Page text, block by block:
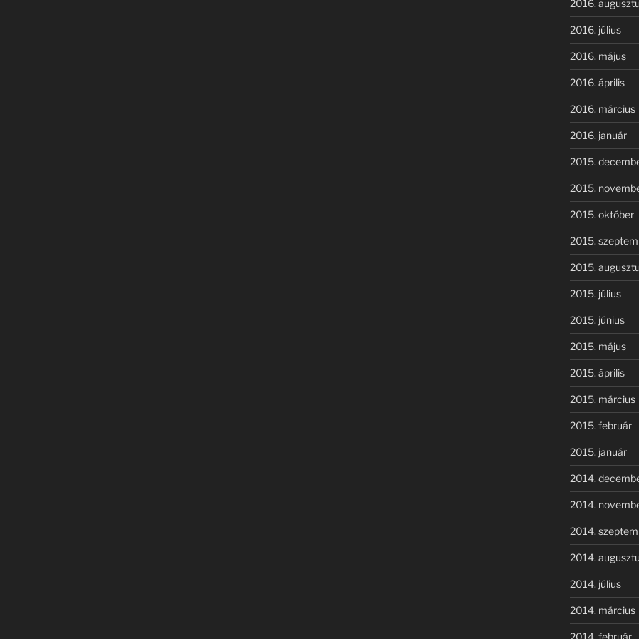
2016.
2016. július
2016. május
2016. április
2016. március
2016. január
2015.
2015.
2015. október
2015.
2015.
2015. július
2015. június
2015. május
2015. április
2015. március
2015. február
2015. január
2014.
2014.
2014.
2014.
2014. július
2014. március